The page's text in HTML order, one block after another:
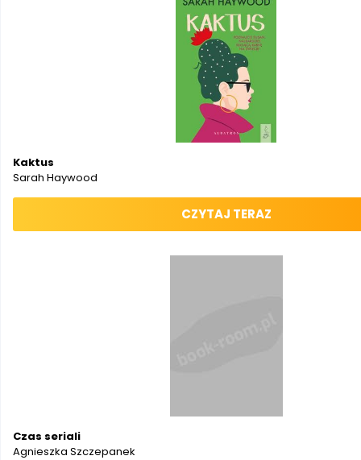
Kaktus
Sarah Haywood
CZYTAJ TERAZ
Czas seriali
Agnieszka Szczepanek